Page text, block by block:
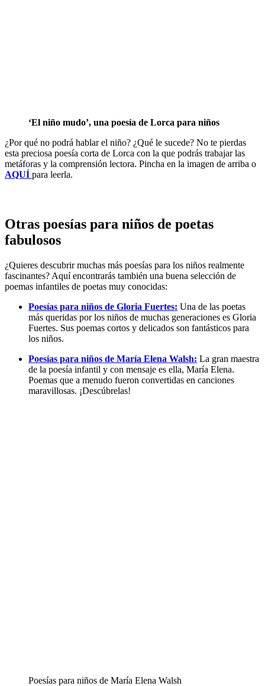
‘El niño mudo’, una poesía de Lorca para niños
¿Por qué no podrá hablar el niño? ¿Qué le sucede? No te pierdas
esta preciosa poesía corta de Lorca con la que podrás trabajar las
metáforas y la comprensión lectora. Pincha en la imagen de arriba o
AQUÍ para leerla.
Otras poesías para niños de poetas
fabulosos
¿Quieres descubrir muchas más poesías para los niños realmente
fascinantes? Aquí encontrarás también una buena selección de
poemas infantiles de poetas muy conocidas:
Poesías para niños de Gloria Fuertes: Una de las poetas
más queridas por los niños de muchas generaciones es Gloria
Fuertes. Sus poemas cortos y delicados son fantásticos para
los niños.
Poesías para niños de María Elena Walsh: La gran maestra
de la poesía infantil y con mensaje es ella, María Elena.
Poemas que a menudo fueron convertidas en canciones
maravillosas. ¡Descúbrelas!
Poesías para niños de María Elena Walsh